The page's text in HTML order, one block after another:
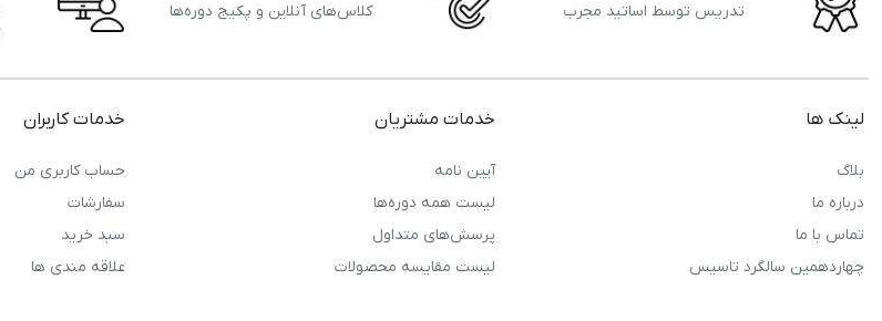
تدریس توسط اساتید مجرب کلاس‌های آنلاین و پکیج دوره‌ها
لینک ها
بلاگ
درباره ما
تماس با ما
چهاردهمین سالگرد تاسیس
خدمات مشتریان
آیین نامه
لیست همه دوره‌ها
پرسش‌های متداول
لیست مقایسه محصولات
خدمات کاربران
حساب کاربری من
سفارشات
سبد خرید
علاقه مندی ها